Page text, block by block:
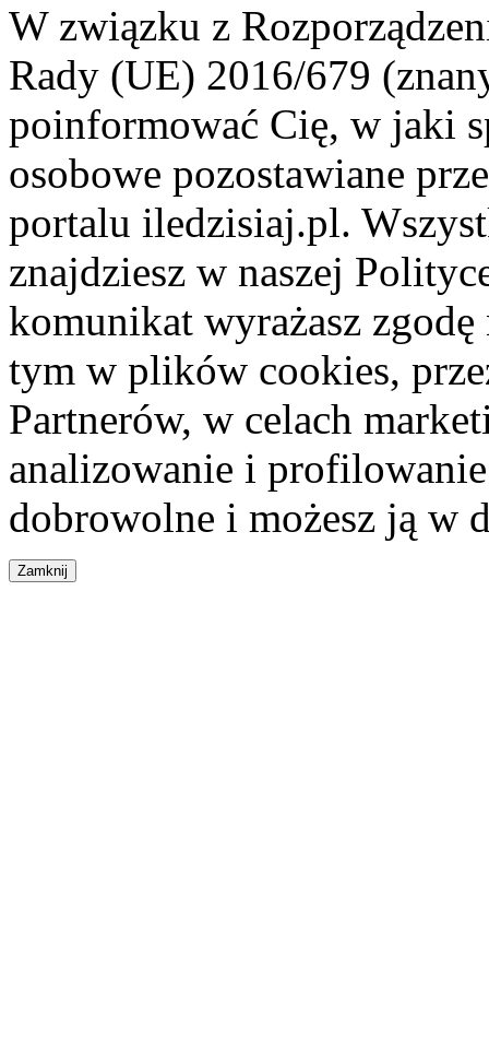
W związku z
Rady (UE) 2016/679
poinformować Cię, w jaki
osobowe pozostawiane
portalu iledzisiaj.pl.
znajdziesz w naszej
komunikat wyrażasz
tym w plików cookies,
Partnerów, w celach
analizowanie i
dobrowolne i możesz ją w